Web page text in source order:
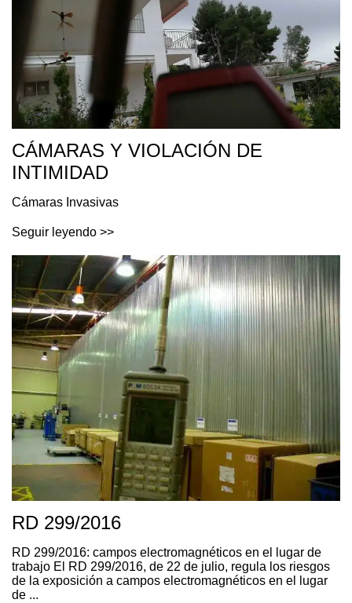
CÁMARAS Y VIOLACIÓN DE
INTIMIDAD
Cámaras Invasivas
Seguir leyendo >>
RD 299/2016
RD 299/2016: campos electromagnéticos en el lugar de
trabajo El RD 299/2016, de 22 de julio, regula los riesgos
de la exposición a campos electromagnéticos en el lugar
de ...